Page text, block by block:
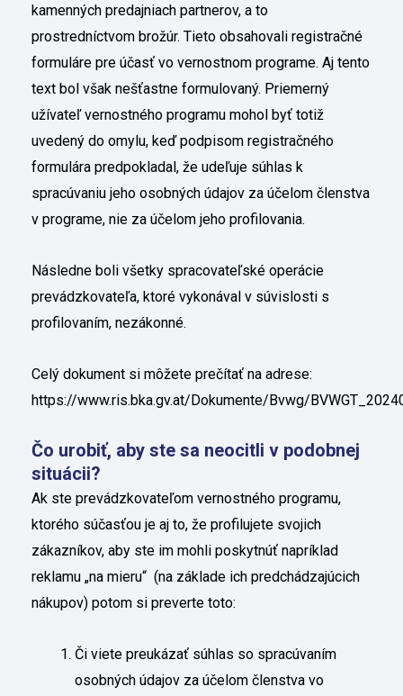
kamenných predajniach partnerov, a to
prostredníctvom brožúr. Tieto obsahovali registračné
formuláre pre účasť vo vernostnom programe. Aj tento
text bol však nešťastne formulovaný. Priemerný
užívateľ vernostného programu mohol byť totiž
uvedený do omylu, keď podpisom registračného
formulára predpokladal, že udeľuje súhlas k
spracúvaniu jeho osobných údajov za účelom členstva
v programe, nie za účelom jeho profilovania.
Následne boli všetky spracovateľské operácie
prevádzkovateľa, ktoré vykonával v súvislosti s
profilovaním, nezákonné.
Celý dokument si môžete prečítať na adrese:
https://www.ris.bka.gv.at/Dokumente/Bvwg/
Čo urobiť, aby ste sa neocitli v podobnej
situácii?
Ak ste prevádzkovateľom vernostného programu,
ktorého súčasťou je aj to, že profilujete svojich
zákazníkov, aby ste im mohli poskytnúť napríklad
reklamu „na mieru“ (na základe ich predchádzajúcich
nákupov) potom si preverte toto:
Či viete preukázať súhlas so spracúvaním
osobných údajov za účelom členstva vo